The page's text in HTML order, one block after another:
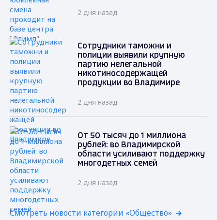
2 дня назад
Сотрудники таможни и
полиции выявили крупную
партию нелегальной
никотиносодержащей
продукции во Владимире
2 дня назад
От 50 тысяч до 1 миллиона
рублей: во Владимирской
области усиливают поддержку
многодетных семей
2 дня назад
Смотреть новости категории «Общество»